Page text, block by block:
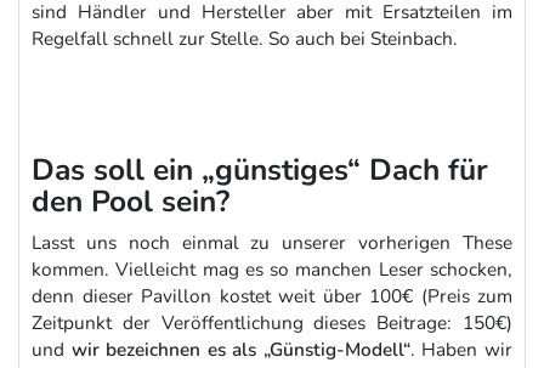
sind Händler und Hersteller aber mit Ersatzteilen im
Regelfall schnell zur Stelle. So auch bei Steinbach.
Das soll ein „günstiges“ Dach für
den Pool sein?
Lasst uns noch einmal zu unserer vorherigen These
kommen. Vielleicht mag es so manchen Leser schocken,
denn dieser Pavillon kostet weit über 100€ (Preis zum
Zeitpunkt der Veröffentlichung dieses Beitrage: 150€)
und wir bezeichnen es als „Günstig-Modell“. Haben wir